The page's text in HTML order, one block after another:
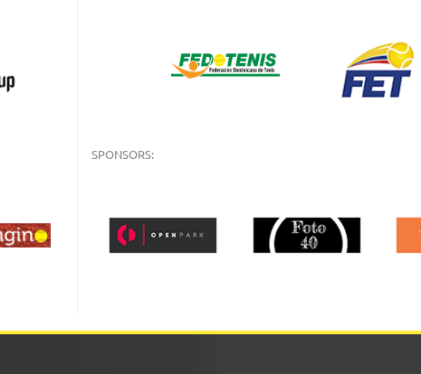
SPONSORS: